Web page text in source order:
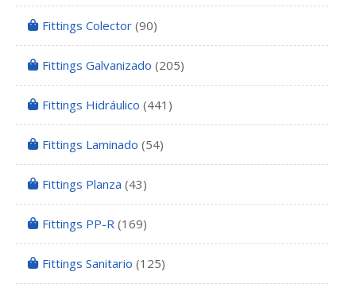
Fittings Colector (90)
Fittings Galvanizado (205)
Fittings Hidráulico (441)
Fittings Laminado (54)
Fittings Planza (43)
Fittings PP-R (169)
Fittings Sanitario (125)